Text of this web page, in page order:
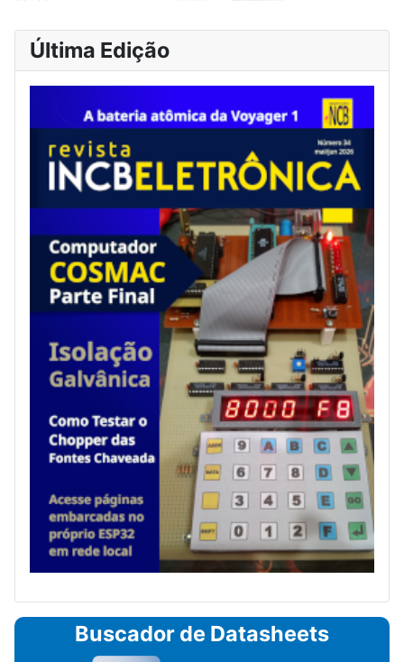
Última Edição
Buscador de Datasheets